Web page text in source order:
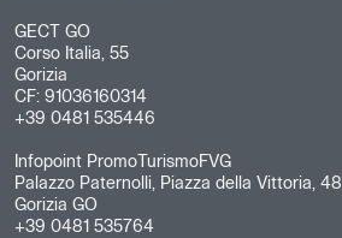
GECT GO
Corso Italia, 55
Gorizia
CF: 91036160314
+39 0481 535446
Infopoint PromoTurismoFVG
Palazzo Paternolli, Piazza della Vittoria, 48
Gorizia GO
+39 0481 535764